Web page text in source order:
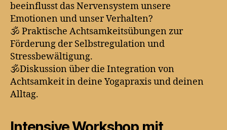
beeinflusst das Nervensystem unsere
Emotionen und unser Verhalten?
🕉️ Praktische Achtsamkeitsübungen zur
Förderung der Selbstregulation und
Stressbewältigung.
🕉️Diskussion über die Integration von
Achtsamkeit in deine Yogapraxis und deinen
Alltag.